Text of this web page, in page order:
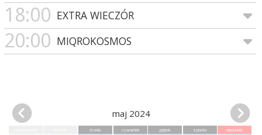
18:00 EXTRA WIECZÓR
20:00 MIQROKOSMOS
maj 2024
środa czwartek piątek sobota niedziela